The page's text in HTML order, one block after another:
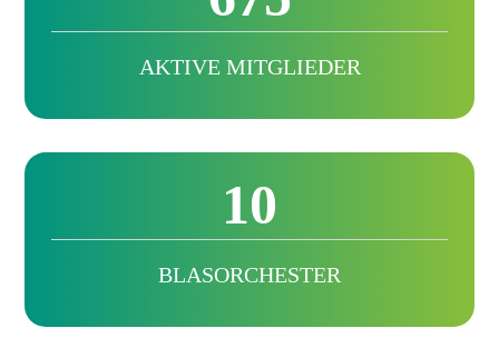
AKTIVE MITGLIEDER
10
BLASORCHESTER